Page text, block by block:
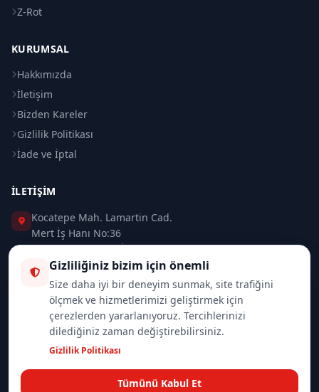
Z-Rot
KURUMSAL
Hakkımızda
İletişim
Bizden Kareler
Gizlilik Politikası
İade ve İptal
İLETIŞIM
Kocatepe Mah. Lamartin Cad.
Mert İş Hanı No:36
Taksim / Beyoğlu / İSTANBUL
0 (212) 235 37 83
0 (532) 418 08 46
info@merttrade.com
Gizliliğiniz bizim için önemli
Size daha iyi bir deneyim sunmak, site trafiğini
ölçmek ve hizmetlerimizi geliştirmek için
çerezlerden yararlanıyoruz. Tercihlerinizi
dilediğiniz zaman değiştirebilirsiniz.
Gizlilik Politikası
Tümünü Kabul Et